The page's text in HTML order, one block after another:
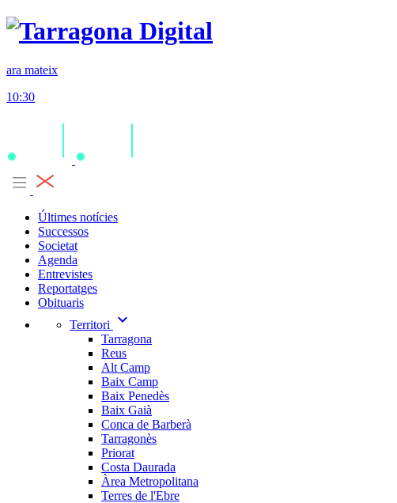
ara mateix
10:30
Últimes notícies
Successos
Societat
Agenda
Entrevistes
Reportatges
Obituaris
Territori
expand_more
Tarragona
Reus
Alt Camp
Baix Camp
Baix Penedès
Baix Gaià
Conca de Barberà
Tarragonès
Priorat
Costa Daurada
Àrea Metropolitana
Terres de l'Ebre